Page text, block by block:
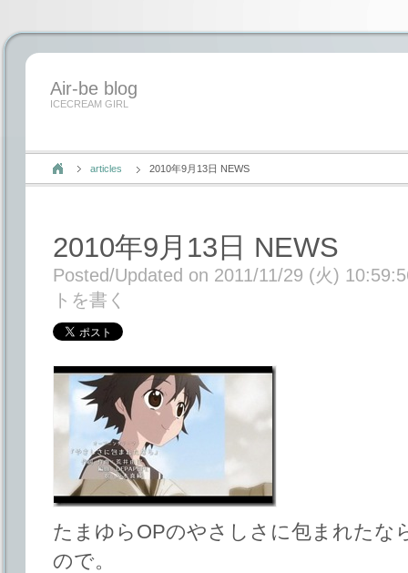
Air-be blog
ICECREAM GIRL
articles 2010年9月13日 NEWS
2010年9月13日 NEWS
Posted/Updated on 2011/11/29 (火)
トを書く
たまゆらOPのやさしさに包まれたな
ので。